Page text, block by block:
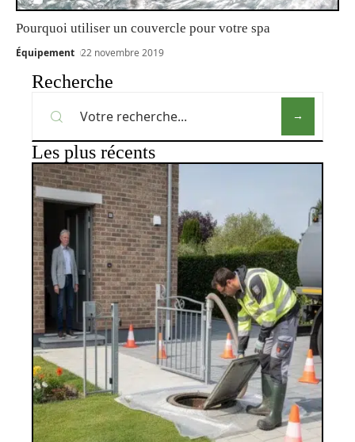
Pourquoi utiliser un couvercle pour votre spa
Équipement 22 novembre 2019
Recherche
Les plus récents